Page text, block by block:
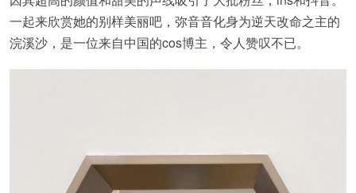
一起来欣赏她的别样美丽吧，弥音音化身为逆天改命之主的
浣溪沙，是一位来自中国的cos博主，令人赞叹不已。